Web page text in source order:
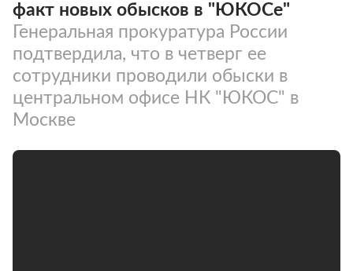
факт новых обысков в "ЮКОСе"
Генеральная прокуратура России
подтвердила, что в четверг ее
сотрудники проводили обыски в
центральном офисе НК "ЮКОС" в
Москве